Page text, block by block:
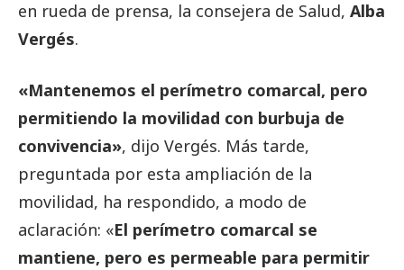
en rueda de prensa, la consejera de Salud, Alba
Vergés.
«Mantenemos el perímetro comarcal, pero
permitiendo la movilidad con burbuja de
convivencia», dijo Vergés. Más tarde,
preguntada por esta ampliación de la
movilidad, ha respondido, a modo de
aclaración: «El perímetro comarcal se
mantiene, pero es permeable para permitir